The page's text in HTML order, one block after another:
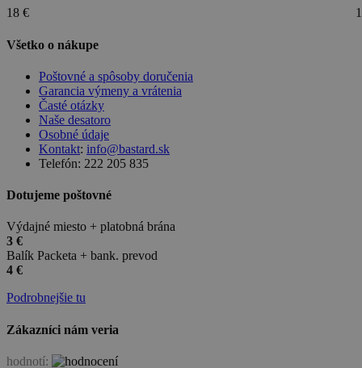
18 €
Všetko o nákupe
Poštovné a spôsoby doručenia
Garancia výmeny a vrátenia
Časté otázky
Naše desatoro
Osobné údaje
Kontakt: info@bastard.sk
Telefón: 222 205 835
Dotujeme poštovné
Výdajné miesto + platobná brána
3 €
Balík Packeta + bank. prevod
4 €
Podrobnejšie tu
Zákazníci nám veria
hodnotí: